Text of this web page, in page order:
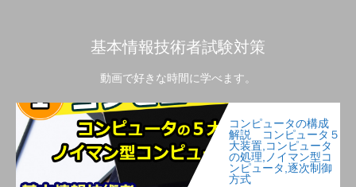
基本情報技術者試験対策
動画で好きな時間に学べます。
コンピュータの構成
解説 コンピュータ５
大装置,コンピュータ
の処理,ノイマン型コ
ンピュータ,逐次制御
方式